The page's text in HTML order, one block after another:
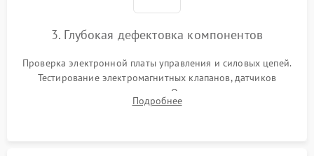
3. Глубокая дефектовка компонентов
Проверка электронной платы управления и силовых цепей.
Тестирование электромагнитных клапанов, датчиков
температуры и расходомера. Оценка степени износа
жерновов кофемолки, уплотнительных колец гидросистемы
Подробнее